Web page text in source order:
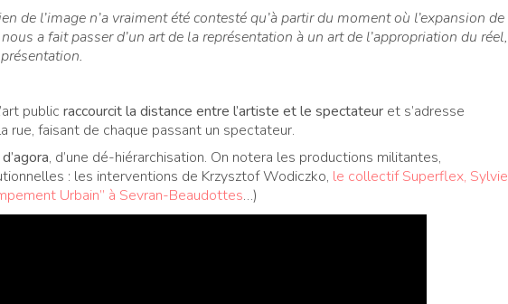
de l’image n’a vraiment été contesté qu’à partir du moment où l’expansion de
a fait passer d’un art de la représentation à un art de l’appropriation du réel,
public raccourcit la distance entre l’artiste et le spectateur et s’adresse
rue, faisant de chaque passant un spectateur.
, d’une dé-hiérarchisation. On notera les productions militantes,
: les interventions de Krzysztof Wodiczko, le collectif Superflex, Sylvie
Urbain” à Sevran-Beaudottes…)